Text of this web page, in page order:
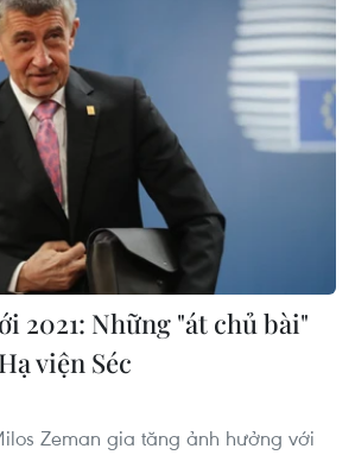
2021: Những "át chủ bài"
viện Séc
Zeman gia tăng ảnh hưởng với